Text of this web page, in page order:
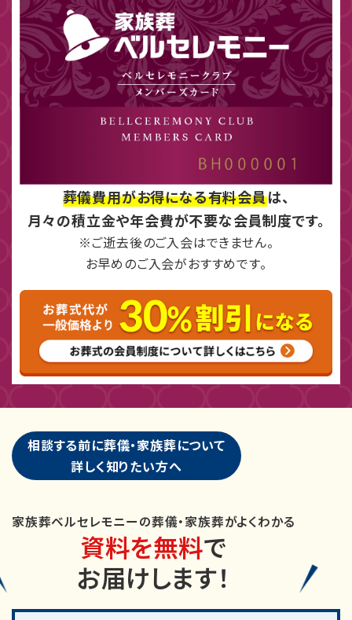
葬儀費用がお得になる有料会員は、
月々の積立金や年会費が不要な会員制度です。
※ご逝去後のご入会はできません。
お早めのご入会がおすすめです。
相談する前に葬儀・家族葬について
詳しく知りたい方へ
家族葬ベルセレモニーの葬儀・家族葬がよくわかる
資料を無料で
お届けします！